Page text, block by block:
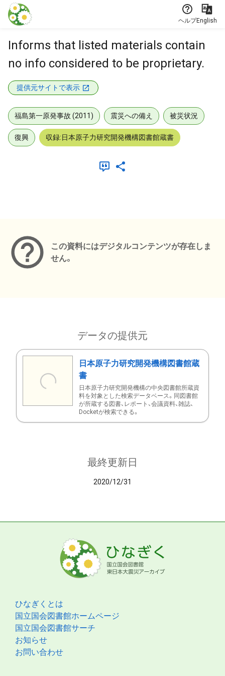
本文に飛ぶ
ヘルプEnglish
Informs that listed materials contain
no info considered to be proprietary.
提供元サイトで表示
福島第一原発事故 (2011) 震災への備え 被災状況
復興 収録:日本原子力研究開発機構図書館蔵書
この資料にはデジタルコンテンツが存在しま
せん。
データの提供元
日本原子力研究開発機構図書館蔵
書
日本原子力研究開発機構の中央図書館所蔵資
料を対象とした検索データベース。同図書館
が所蔵する図書、レポート、会議資料、雑誌、
Docketが検索できる。
最終更新日
2020/12/31
ひなぎくとは
国立国会図書館ホームページ
国立国会図書館サーチ
お知らせ
お問い合わせ